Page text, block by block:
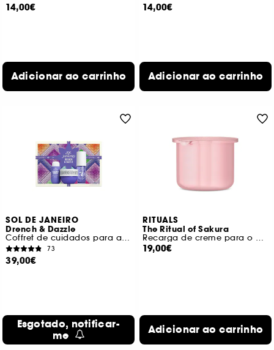
14,00€
Adicionar ao carrinho
14,00€
Adicionar ao carrinho
SOL DE JANEIRO
Drench & Dazzle
Coffret de cuidados para a pele seca
73
39,00€
Esgotado, notificar-
me
RITUALS
The Ritual of Sakura
Recarga de creme para o corpo
19,00€
Adicionar ao carrinho